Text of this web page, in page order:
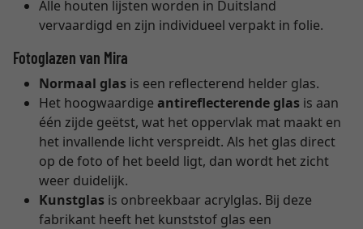
Alle houten lijsten worden in Duitsland
vervaardigd en zijn individueel verpakt in folie.
Fotoglazen van Mira
Normaal glas is een reflecterend helder glas.
Het hoogwaardige antireflecterende glas is aan
één zijde geëtst, wat het oppervlak mat maakt en
het invallende licht verspreidt. Als het glas direct
op de foto of het beeld ligt, dan wordt het zicht
weer duidelijk.
Kunstglas is onbreekbaar acrylglas. Bij deze
fabrikant heeft het kunststof glas een